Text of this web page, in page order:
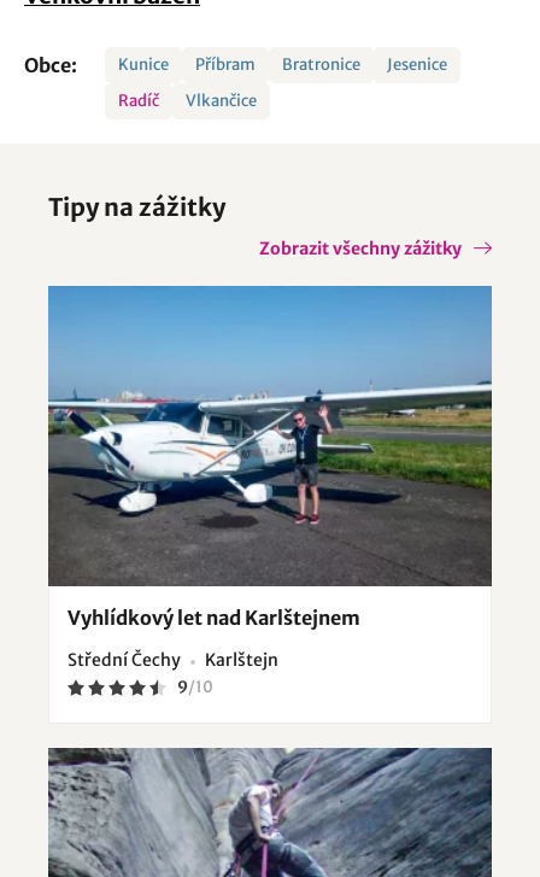
Obce: Kunice Příbram Bratronice
Jesenice
Radíč
Vlkančice
Tipy na zážitky
Zobrazit všechny zážitky
Vyhlídkový let nad Karlštejnem
Střední Čechy Karlštejn
9/10